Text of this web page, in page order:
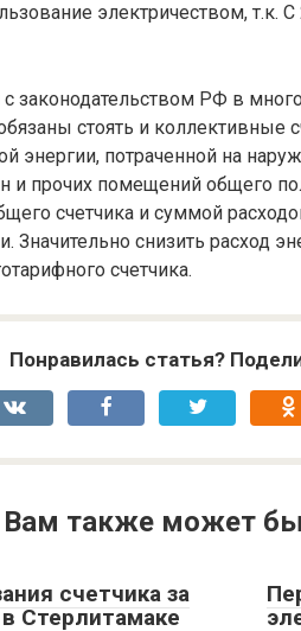
электричеством, т.к.
с законодательством РФ в
стоять и коллективные
энергии, потраченной на
и прочих помещений общего
счетчика и суммой
Значительно снизить расход
счетчика.
Понравилась статья?
Вам также может
счетчика за
Стерлитамаке